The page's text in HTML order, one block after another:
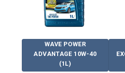
WAVE POWER
ADVANTAGE 10W-40
(1L)